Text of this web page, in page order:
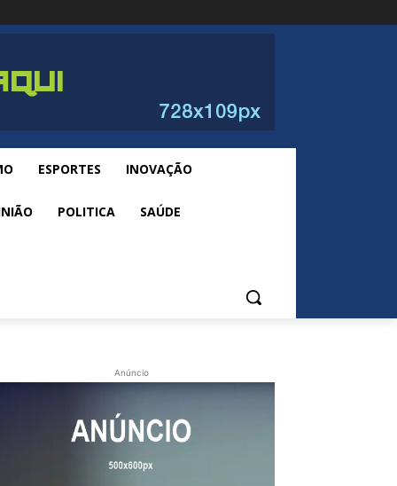
ESPORTES INOVAÇÃO
POLITICA SAÚDE
Anúncio